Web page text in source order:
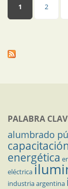
Páginas
1 2
PALABRA
alumbrado
energética
eléctrica
industria argentina